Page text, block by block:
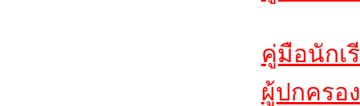
คู่มือนักเ
ผู้ปกครอ